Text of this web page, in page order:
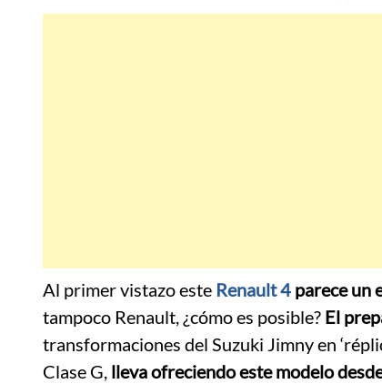
Al primer vistazo este Renault 4 parece un
tampoco Renault, ¿cómo es posible? El
transformaciones del Suzuki Jimny en
Clase G, lleva ofreciendo este modelo